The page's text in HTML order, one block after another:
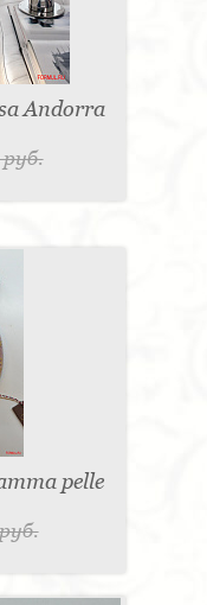
Andorra
pelle